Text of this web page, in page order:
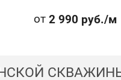
от2 990 руб./м